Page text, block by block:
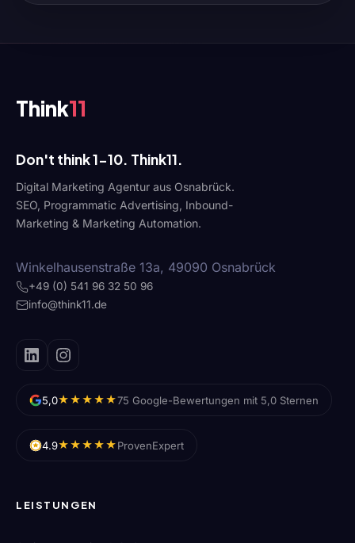
Think11
Don't think 1-10. Think11.
Digital Marketing Agentur aus Osnabrück.
SEO, Programmatic Advertising, Inbound-
Marketing & Marketing Automation.
Winkelhausenstraße 13a, 49090 Osnabrück
+49 (0) 541 96 32 50 96
info@think11.de
5,0★★★★★75 Google-Bewertungen mit 5,0 Sternen
4.9★★★★★ProvenExpert
LEISTUNGEN